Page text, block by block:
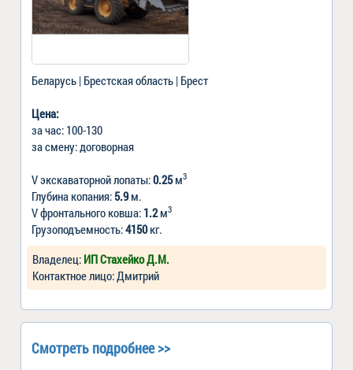
Беларусь | Брестская область | Брест
Цена:
за час: 100-130
за смену: договорная
V экскаваторной лопаты:0.25м3
Глубина копания: 5.9м.
V фронтального ковша: 1.2м3
Грузоподъемность:4150кг.
Владелец: ИП Стахейко Д.М.
Контактное лицо: Дмитрий
Смотреть подробнее >>